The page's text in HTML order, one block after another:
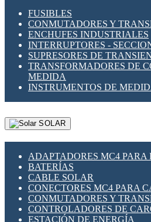
FUSIBLES
CONMUTADORES Y
ENCHUFES INDUSTRIALES
INTERRUPTORES -
SUPRESORES DE
TRANSFORMADORES DE
MEDIDA
INSTRUMENTOS DE
SOLAR
ADAPTADORES MC4 PARA
BATERÍAS
CABLE SOLAR
CONECTORES MC4 PARA
CONMUTADORES Y
CONTROLADORES DE
ESTACIÓN DE ENERGÍA